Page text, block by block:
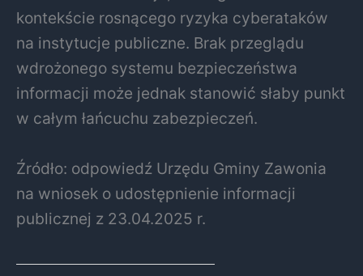
kontekście rosnącego ryzyka cyberataków
na instytucje publiczne. Brak przeglądu
wdrożonego systemu bezpieczeństwa
informacji może jednak stanowić słaby punkt
w całym łańcuchu zabezpieczeń.
Źródło: odpowiedź Urzędu Gminy Zawonia
na wniosek o udostępnienie informacji
publicznej z 23.04.2025 r.